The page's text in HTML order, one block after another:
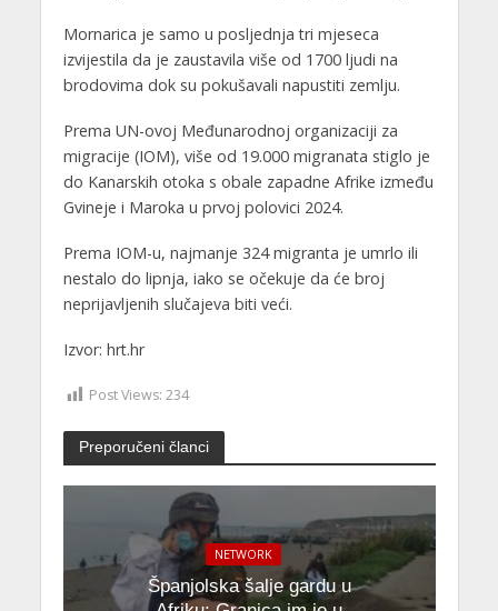
Mornarica je samo u posljednja tri mjeseca
izvijestila da je zaustavila više od 1700 ljudi na
brodovima dok su pokušavali napustiti zemlju.
Prema UN-ovoj Međunarodnoj organizaciji za
migracije (IOM), više od 19.000 migranata stiglo je
do Kanarskih otoka s obale zapadne Afrike između
Gvineje i Maroka u prvoj polovici 2024.
Prema IOM-u, najmanje 324 migranta je umrlo ili
nestalo do lipnja, iako se očekuje da će broj
neprijavljenih slučajeva biti veći.
Izvor: hrt.hr
Post Views: 234
Preporučeni članci
NETWORK
Španjolska šalje gardu u